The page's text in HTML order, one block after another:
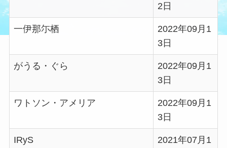
2日
一伊那尓栖
2022年09月1
3日
がうる・ぐら
2022年09月1
3日
ワトソン・アメリア
2022年09月1
3日
IRyS
2021年07月1